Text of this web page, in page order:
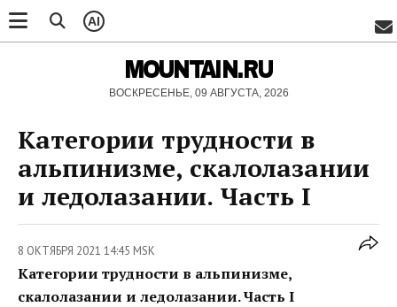
AI
MOUNTAIN.RU
ВОСКРЕСЕНЬЕ, 09 АВГУСТА, 2026
Категории трудности в
альпинизме, скалолазании
и ледолазании. Часть I
8 ОКТЯБРЯ 2021 14:45 MSK
Категории трудности в альпинизме,
скалолазании и ледолазании. Часть I